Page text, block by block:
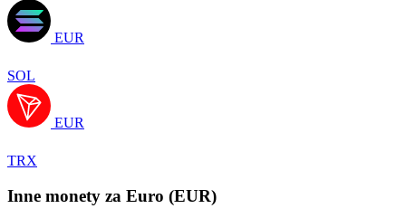
EUR
SOL
EUR
TRX
Inne monety za Euro (EUR)